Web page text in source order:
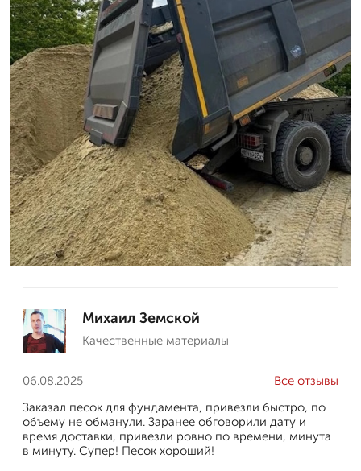
Михаил Земской
Качественные материалы
06.08.2025
Все отзывы
Заказал песок для фундамента, привезли быстро, по
объему не обманули. Заранее обговорили дату и
время доставки, привезли ровно по времени, минута
в минуту. Супер! Песок хороший!